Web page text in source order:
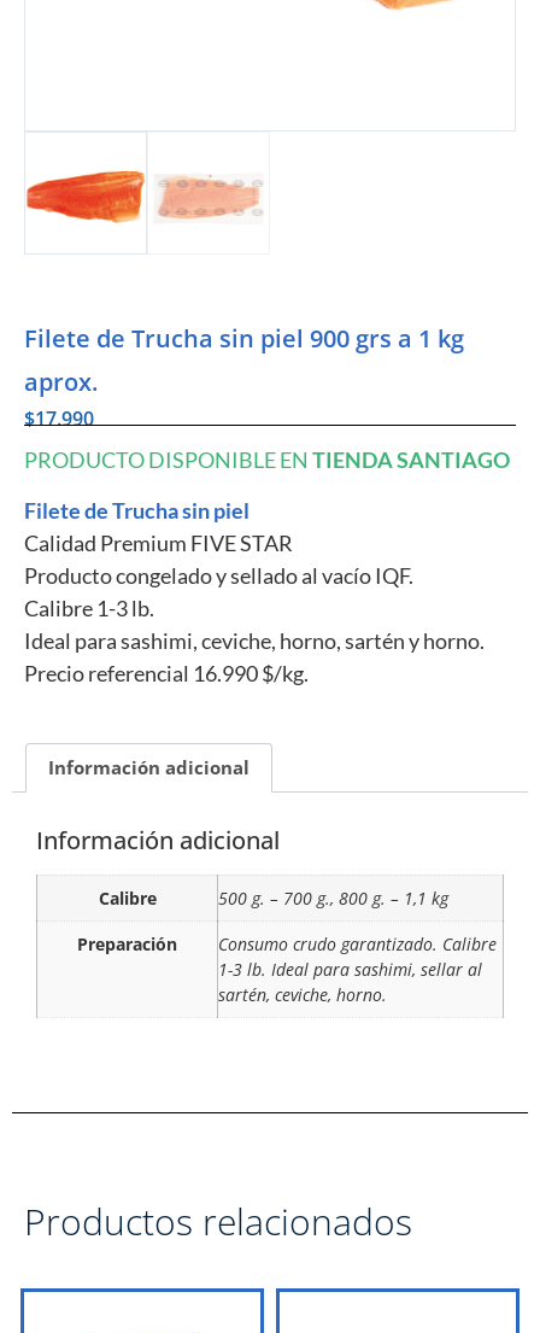
Filete de Trucha sin piel 900 grs a 1 kg
aprox.
$17.990
PRODUCTO DISPONIBLE EN TIENDA SANTIAGO
Filete de Trucha sin piel
Calidad Premium FIVE STAR
Producto congelado y sellado al vacío IQF.
Calibre 1-3 lb.
Ideal para sashimi, ceviche, horno, sartén y horno.
Precio referencial 16.990 $/kg.
Información adicional
Información adicional
Calibre
500 g. – 700 g., 800 g. – 1,1 kg
Preparación
Consumo crudo garantizado. Calibre
1-3 lb. Ideal para sashimi, sellar al
sartén, ceviche, horno.
Productos relacionados